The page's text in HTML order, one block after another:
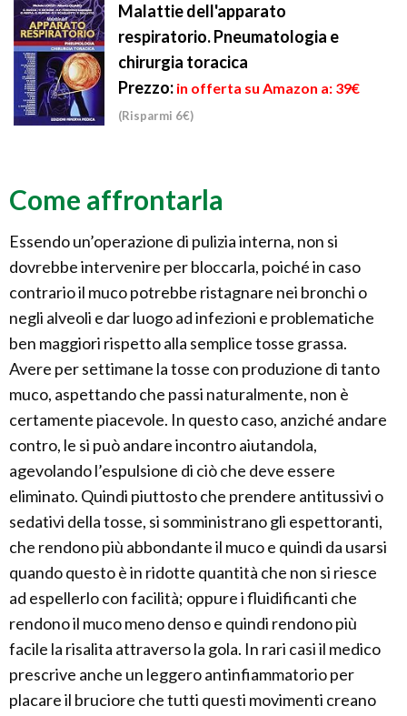
Malattie dell'apparato
respiratorio. Pneumatologia e
chirurgia toracica
Prezzo: in offerta su Amazon a: 39€
(Risparmi 6€)
Come affrontarla
Essendo un’operazione di pulizia interna, non si
dovrebbe intervenire per bloccarla, poiché in caso
contrario il muco potrebbe ristagnare nei bronchi o
negli alveoli e dar luogo ad infezioni e problematiche
ben maggiori rispetto alla semplice tosse grassa.
Avere per settimane la tosse con produzione di tanto
muco, aspettando che passi naturalmente, non è
certamente piacevole. In questo caso, anziché andare
contro, le si può andare incontro aiutandola,
agevolando l’espulsione di ciò che deve essere
eliminato. Quindi piuttosto che prendere antitussivi o
sedativi della tosse, si somministrano gli espettoranti,
che rendono più abbondante il muco e quindi da usarsi
quando questo è in ridotte quantità che non si riesce
ad espellerlo con facilità; oppure i fluidificanti che
rendono il muco meno denso e quindi rendono più
facile la risalita attraverso la gola. In rari casi il medico
prescrive anche un leggero antinfiammatorio per
placare il bruciore che tutti questi movimenti creano